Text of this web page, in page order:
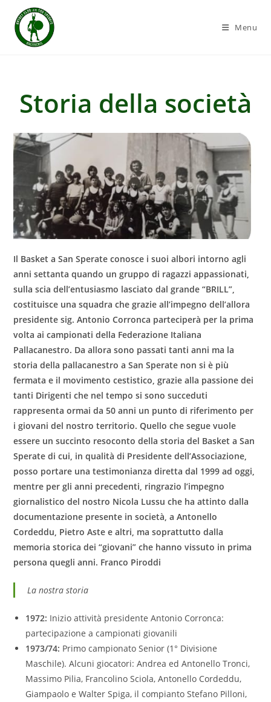
contenuto
Menu
Storia della società
Il Basket a San Sperate conosce i suoi albori intorno agli
anni settanta quando un gruppo di ragazzi appassionati,
sulla scia dell’entusiasmo lasciato dal grande “BRILL”,
costituisce una squadra che grazie all’impegno dell’allora
presidente sig. Antonio Corronca parteciperà per la prima
volta ai campionati della Federazione Italiana
Pallacanestro. Da allora sono passati tanti anni ma la
storia della pallacanestro a San Sperate non si è più
fermata e il movimento cestistico, grazie alla passione dei
tanti Dirigenti che nel tempo si sono succeduti
rappresenta ormai da 50 anni un punto di riferimento per
i giovani del nostro territorio. Quello che segue vuole
essere un succinto resoconto della storia del Basket a San
Sperate di cui, in qualità di Presidente dell’Associazione,
posso portare una testimonianza diretta dal 1999 ad oggi,
mentre per gli anni precedenti, ringrazio l’impegno
giornalistico del nostro Nicola Lussu che ha attinto dalla
documentazione presente in società, a Antonello
Cordeddu, Pietro Aste e altri, ma soprattutto dalla
memoria storica dei “giovani” che hanno vissuto in prima
persona quegli anni. Franco Piroddi
La nostra storia
1972: Inizio attività presidente Antonio Corronca:
partecipazione a campionati giovanili
1973/74: Primo campionato Senior (1° Divisione
Maschile). Alcuni giocatori: Andrea ed Antonello Tronci,
Massimo Pilia, Francolino Sciola, Antonello Cordeddu,
Giampaolo e Walter Spiga, il compianto Stefano Pilloni,